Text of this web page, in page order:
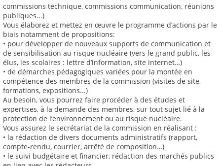
commissions technique, commissions communication, réunions
publiques...)
Vous élaborez et mettez en œuvre le programme d’actions par le
biais notamment de propositions:
• pour développer de nouveaux supports de communication et
de sensibilisation au risque nucléaire (vers le grand public, les
élus, les scolaires : lettre d’information, site internet…)
• de démarches pédagogiques variées pour la montée en
compétence des membres de la commission (visites de site,
formations, expositions...)
Au besoin, vous pourrez faire procéder à des études et
expertises, à la demande des membres, sur tout sujet lié à la
protection de l’environnement ou au risque nucléaire.
Vous assurez le secrétariat de la commission en réalisant :
• la rédaction de divers documents administratifs (rapport,
compte-rendu, courrier, arrêté de composition…)
• le suivi budgétaire et financier, rédaction des marchés publics